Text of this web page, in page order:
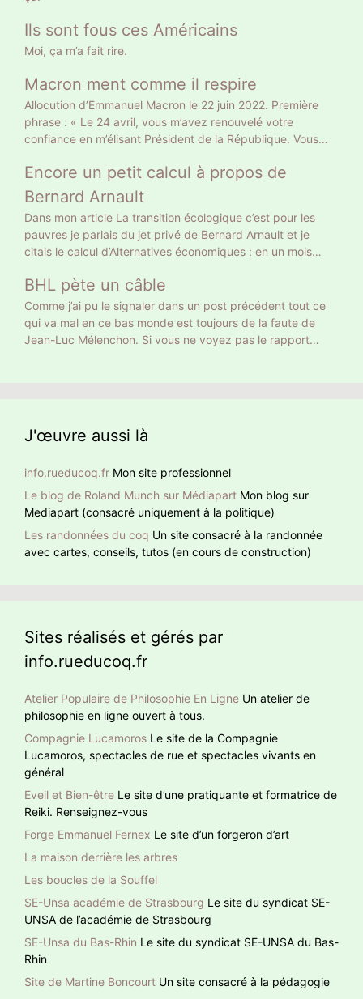
Ils sont fous ces Américains
Moi, ça m’a fait rire.
Macron ment comme il respire
Allocution d’Emmanuel Macron le 22 juin 2022. Première
phrase : « Le 24 avril, vous m’avez renouvelé votre
confiance en m’élisant Président de la République. Vous
donnant une légitimité claire. » Gros mensonge. Le 10 avril
il a eu 9 783058 voix soit 27,85% des suffrages exprimés
et 20% des inscrits. Un Français sur 5 a approuvé son
projet tellement clair : retraite à 65 ans et allocataires du
RSA au turbin. Vous vous rappelez autre chose, vous ? Le
24 avril 18 768 639 électeurs ont voté Macron, le double.
Donc la moitié n’ont pas voté pour son projet mais pour
faire barrage à Marine Le Pen. Curieusement, sur les
chaînes d’info on commente, dans la presse écrite on
éditorialise. Peu ont pointé ce mensonge initial. Comment
faire confiance à quelqu’un qui ment dès la première
Encore un petit calcul à propos de
Bernard Arnault
Dans mon article La transition écologique c’est pour les
pauvres je parlais du jet privé de Bernard Arnault et je
citais le calcul d’Alternatives économiques : en un mois
Français moyen en 18 ans. On peut calculer autrement. 18
ans ce sont 216 mois. Donc Bernard Arnault a la même
empreinte carbone que 216 Français moyens. Et encore on
ne parle que de son jet privé. Ni de son yacht privé de 101
BHL pète un câble
Comme j’ai pu le signaler dans un post précédent tout ce
qui va mal en ce bas monde est toujours de la faute de
Jean-Luc Mélenchon. Si vous ne voyez pas le rapport
J'œuvre aussi là
info.rueducoq.fr Mon site professionnel
Le blog de Roland Munch sur Médiapart Mon blog sur
Mediapart (consacré uniquement à la politique)
Les randonnées du coq Un site consacré à la randonnée
avec cartes, conseils, tutos (en cours de construction)
Sites réalisés et gérés par
info.rueducoq.fr
Atelier Populaire de Philosophie En Ligne Un atelier de
philosophie en ligne ouvert à tous.
Compagnie Lucamoros Le site de la Compagnie
Lucamoros, spectacles de rue et spectacles vivants en
général
Eveil et Bien-être Le site d’une pratiquante et formatrice de
Reiki. Renseignez-vous
Forge Emmanuel Fernex Le site d’un forgeron d’art
La maison derrière les arbres
Les boucles de la Souffel
SE-Unsa académie de Strasbourg Le site du syndicat SE-
UNSA de l’académie de Strasbourg
SE-Unsa du Bas-Rhin Le site du syndicat SE-UNSA du Bas-
Rhin
Site de Martine Boncourt Un site consacré à la pédagogie